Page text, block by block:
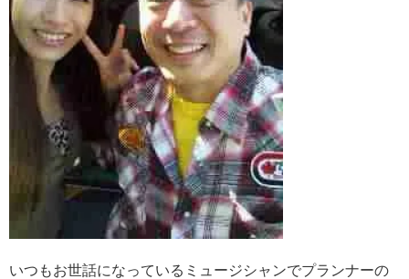
いつもお世話になっているミュージシャンでプランナーの